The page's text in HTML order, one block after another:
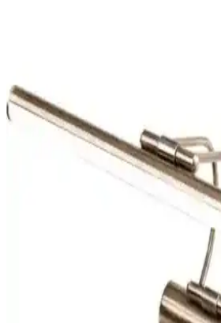
Akbudak ve Legacy aplikleri arasındaki
fonksiyonellik ve enerji verimliliği
en uygun seçimi yapmanıza yardımcı
Banyo Duvar Aydınlatması
Banyo aydınlatması, estetik ve
dayanıklı, enerji tasarruflu LED modeller
Modern Aydınlatma Çözümleri
Akbudak ve Burenze Ürünleri
Bu makalede, Akbudak ve Burenze'nin